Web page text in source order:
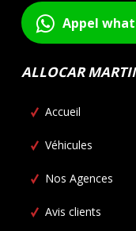
Appel
ALLOCAR
Accueil
Véhicules
Nos Agences
Avis clients